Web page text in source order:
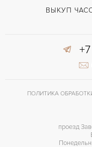
ВОЗМОЖНОСТИ ДОСТАВКИ
ДЛИНА БРАСЛЕТА,
ВЫКУП
ПОЛИТИКА
проезд